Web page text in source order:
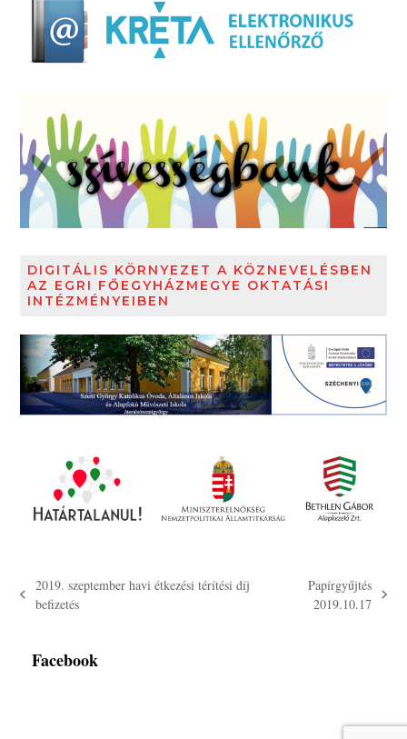
DIGITÁLIS KÖRNYEZET A KÖZNEVELÉSBEN
AZ EGRI FŐEGYHÁZMEGYE OKTATÁSI
INTÉZMÉNYEIBEN
previous
2019. szeptember havi étkezési térítési díj
befizetés
Papírgyűjtés
2019.10.17
Facebook